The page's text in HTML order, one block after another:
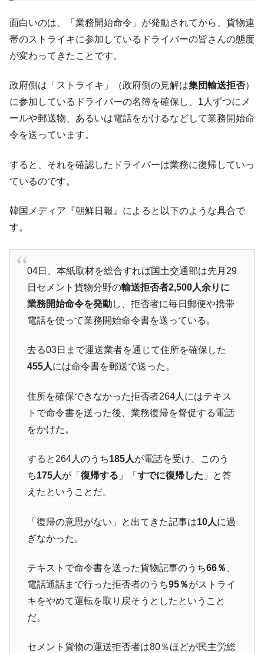
『Money1』
韓国･加徳島新国際空港「またも暗礁」の危
機 ⇒ 10.7兆では損が出るからできない。
『Money1』
【速報】韓国株式市場の暴落・本日07月29
発動！
『Money1』
IT産業は人を雇用する効果は低い。全産業の
半分未満しか雇用を生まない
『Money1』
韓国「株式市場が賭博場のように変質した
『Money1』
韓国「2026年1Q 資金循環統計」面白い結果
に。
借入金が約8兆。信用格付け「ネガティブ」にダウン
『Money1』
Fact1
日本の誇る海洋資源調査船『白嶺』は先進技術の
Fact1
夏の甲子園、優勝校を最も多く輩出している都道
府県とは？
Fact1 奇跡の毛色「白毛馬」とは？
Fact1
全て勝つといくら？ 競馬GI競走で勝利騎手がもら
Fact1 平成仮面ライダーの意外すぎるモチーフとは？
発表から2日で大崩壊、鳴かず飛ばずに終わりそう
なスーパーリーグとは？
Fact1
日本人マスターズ挑戦の歴史。松山以前に最高位
だった選手とは？
Fact1
甲子園通算本塁打、最多の清原に次いで多く打っ
ている意外な選手とは？
Fact1 セレクトセールの高額取引馬が稼いだ金額とは？
面白いのは、「業務開始命令」が発動されてから、貨物連
帯のストライキに参加しているドライバーの皆さんの態度
が変わってきたことです。
政府側は「ストライキ」（政府側の見解は集団輸送拒否）
に参加しているドライバーの名簿を確保し、1人ずつにメ
ールや郵送物、あるいは電話をかけるなどして業務開始命
令を送っています。
すると、それを確認したドライバーは業務に復帰していっ
ているのです。
韓国メディア『朝鮮日報』によると以下のような具合で
す。
04日、本紙取材を総合すれば国土交通部は先月29
日セメント貨物分野の輸送拒否者2,500人余りに
業務開始命令を発動し、拒否者に毎日郵便や携帯
電話を使って業務開始命令書を送っている。
去る03日まで運送業者を通じて住所を確保した
455人には命令書を郵送で送った。
住所を確保できなかった拒否者264人にはテキス
トで命令書を送った後、業務復帰を督促する電話
をかけた。
すると264人のうち185人が電話を受け、このう
ち175人が「 復帰する 」「 すでに復帰した 」と答
えたということだ。
「復帰の意思がない」と出てきた記事は10人に過
ぎなかった。
テキストで命令書を送った貨物記事のうち66％
電話通話まで行った拒否者のうち95％がストライ
キをやめて運転を取り戻そうとしたということ
だ。
セメント貨物の運送拒否者は80％ほどが民主労総